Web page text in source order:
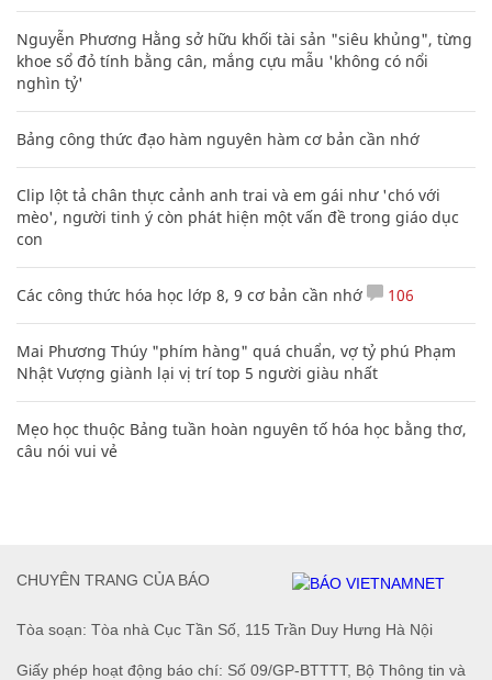
Nguyễn Phương Hằng sở hữu khối tài sản "siêu khủng", từng
khoe sổ đỏ tính bằng cân, mắng cựu mẫu 'không có nổi
nghìn tỷ'
Bảng công thức đạo hàm nguyên hàm cơ bản cần nhớ
Clip lột tả chân thực cảnh anh trai và em gái như 'chó với
mèo', người tinh ý còn phát hiện một vấn đề trong giáo dục
con
Các công thức hóa học lớp 8, 9 cơ bản cần nhớ 106
Mai Phương Thúy "phím hàng" quá chuẩn, vợ tỷ phú Phạm
Nhật Vượng giành lại vị trí top 5 người giàu nhất
Mẹo học thuộc Bảng tuần hoàn nguyên tố hóa học bằng thơ,
câu nói vui vẻ
Tòa soạn: Tòa nhà Cục Tần Số, 115 Trần Duy Hưng Hà Nội
Giấy phép hoạt động báo chí: Số 09/GP-BTTTT, Bộ Thông tin và
CHUYÊN TRANG CỦA BÁO